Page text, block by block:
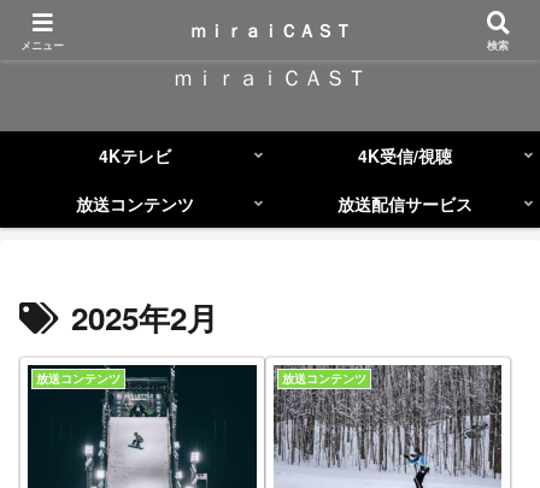
コンテンツへスキップ
ｍｉｒａｉＣＡＳＴ
4Kテレビ
4K受信/視聴
放送コンテンツ
放送配信サービス
2025年2月
放送コンテンツ 放送コンテンツ
メニュー
ｍｉｒａｉＣＡＳＴ
検索